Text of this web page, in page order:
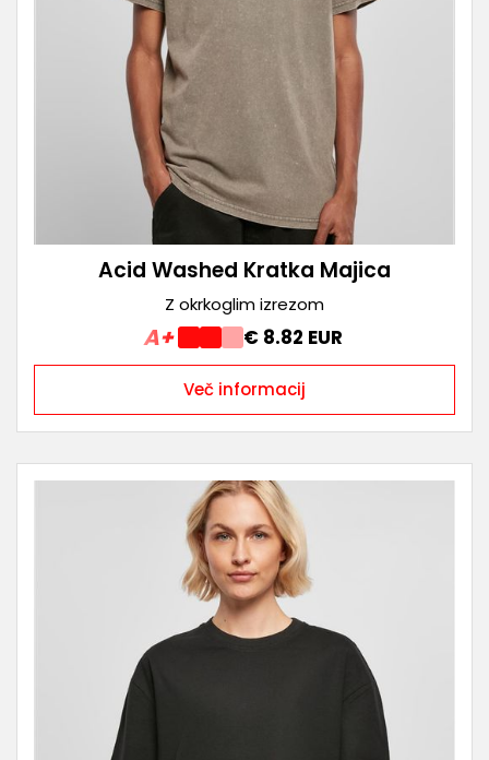
Acid Washed Kratka Majica
Z okrkoglim izrezom
A+ € 8.82 EUR
Več informacij